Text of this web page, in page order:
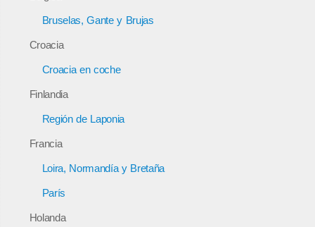
Bruselas, Gante y Brujas
Croacia
Croacia en coche
Finlandia
Región de Laponia
Francia
Loira, Normandía y Bretaña
París
Holanda